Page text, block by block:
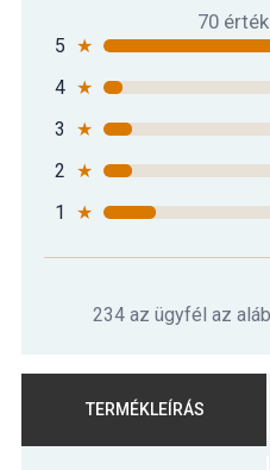
70
5 ★
4 ★
3
★
2 ★
1
★
234 az ügyfél az
TERMÉKLEÍRÁS